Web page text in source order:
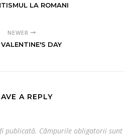
LA ROMANI
NEWER
DAY
A REPLY
publicată. Câmpurile obligatorii sunt